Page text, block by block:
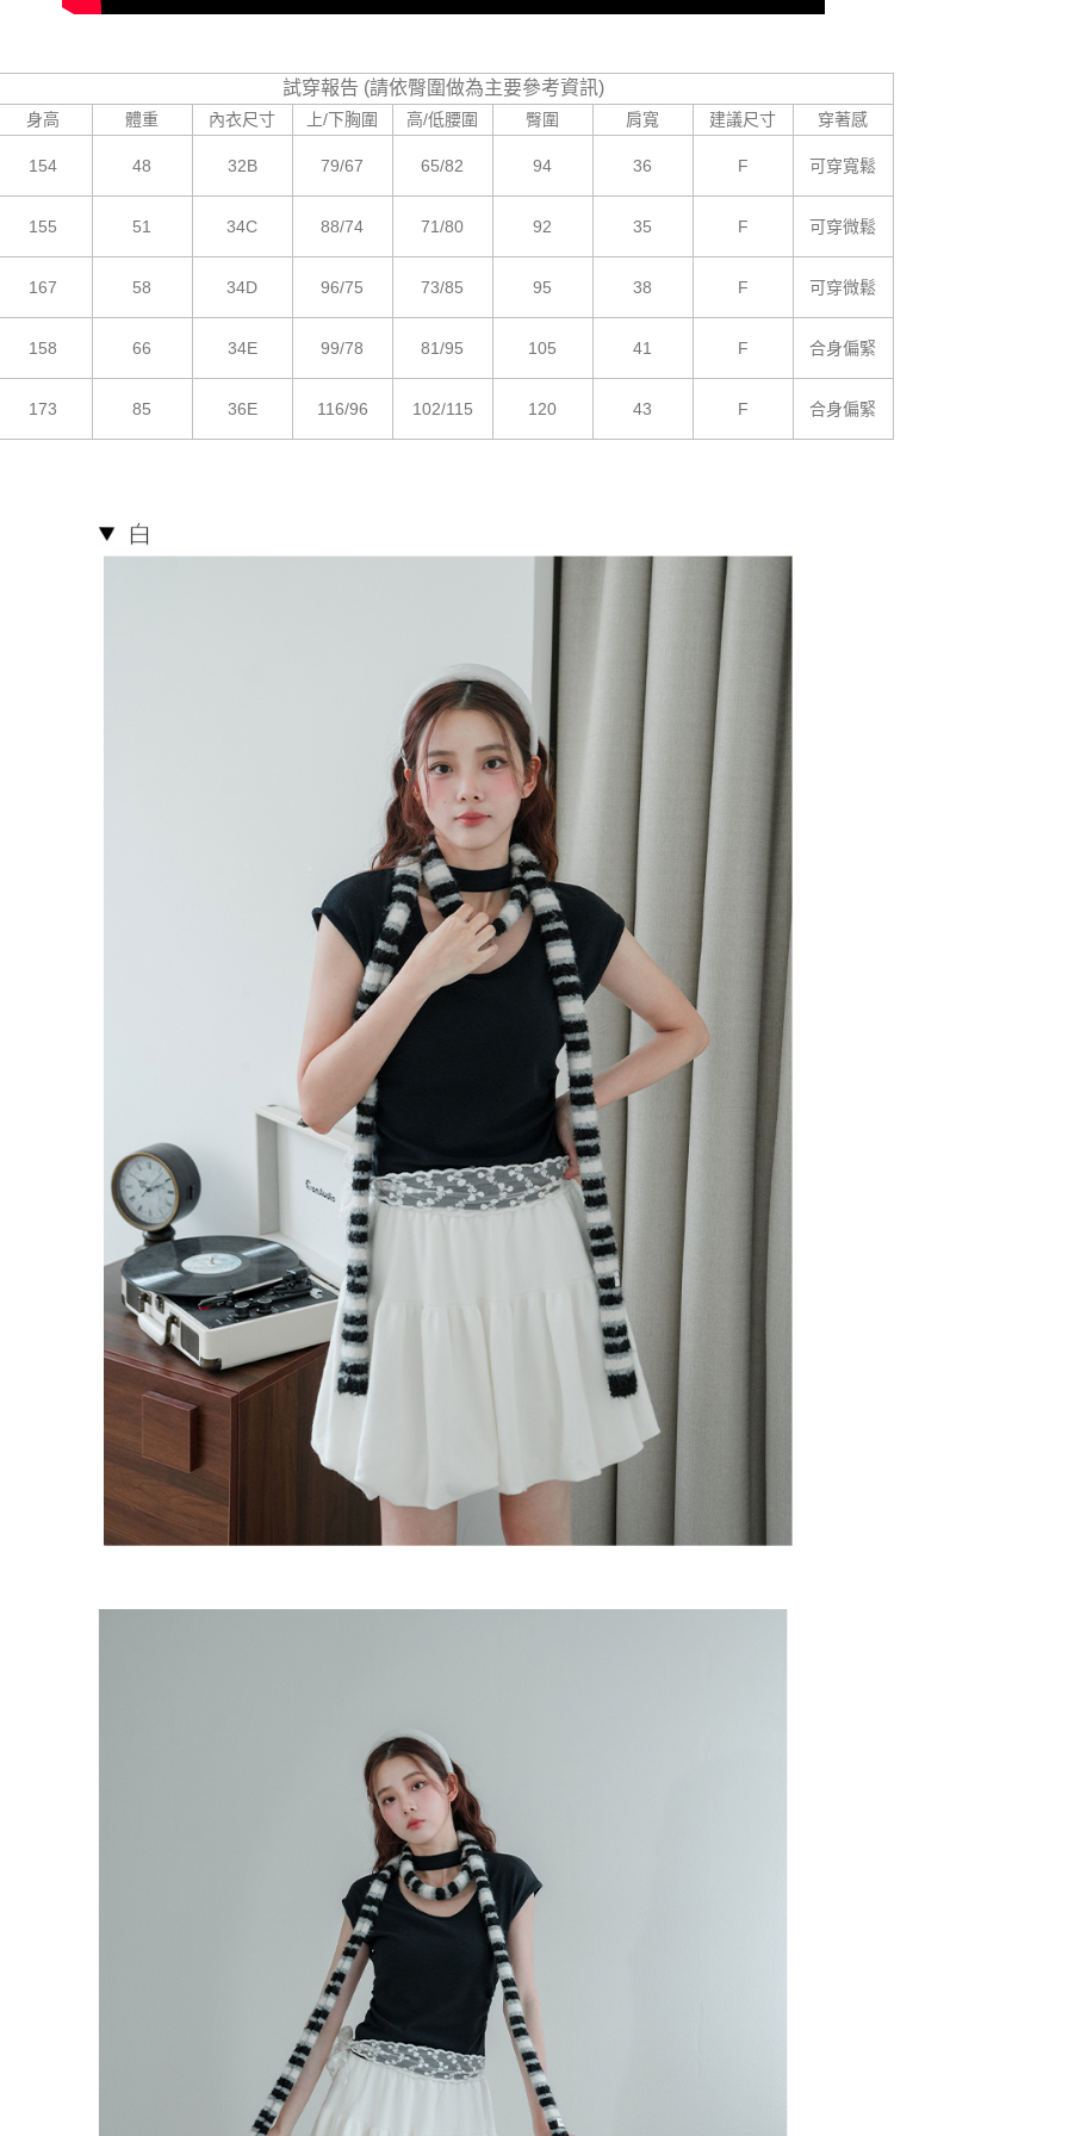
試穿報告 (請依臀圍做為主要參考資訊)
身高 體重 內衣尺寸 上/下胸圍 高/低腰圍 臀圍 肩寬 建議尺寸 穿著感
154 48 32B 79/67 65/82 94 36 F 可穿寬鬆
155 51 34C 88/74 71/80 92 35 F 可穿微鬆
167 58 34D 96/75 73/85 95 38 F 可穿微鬆
158 66 34E 99/78 81/95 105 41 F 合身偏緊
173 85 36E 116/96 102/115 120 43 F 合身偏緊